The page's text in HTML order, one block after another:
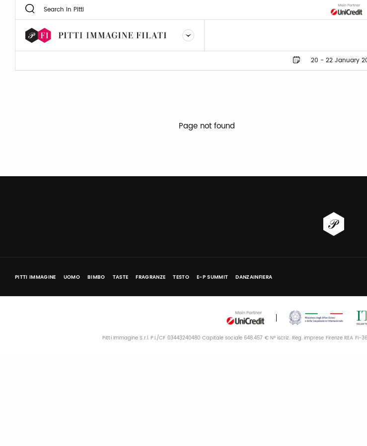
20 - 22 January
Page not found
PITTI IMMAGINE UOMO BIMBO TASTE FRAGRANZE TESTO E-P SUMMIT DANZAINFIERA
Pitti Immagine S.r.l. P.I./CF 03443240480 Capitale sociale 648.457 € N° iscriz. Reg. imprese Firenze REA FI-